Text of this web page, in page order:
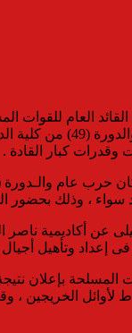
العام للقوات
وقدرات كبار القادة .
سواء ، وذلك بحضور
عن أكاديمية ناصر
فى إعداد وتأهيل
بإعلان
لأوائل الخريجين ،